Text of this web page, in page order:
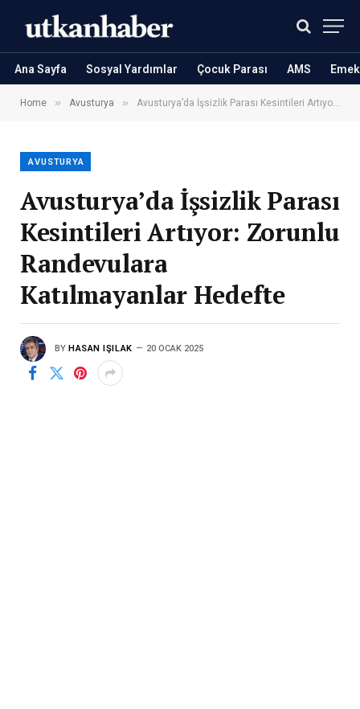
Ana Sayfa Sosyal Yardımlar Çocuk Parası AMS
Home » Avusturya » Avusturya’da İşsizlik Parası Kesintileri Artıyor: Zorunlu Randevulara Katılmayanlar Hedefte
AVUSTURYA
Avusturya’da İşsizlik Parası
Kesintileri Artıyor: Zorunlu
Randevulara
Katılmayanlar Hedefte
BY HASAN IŞILAK 20 OCAK 2025